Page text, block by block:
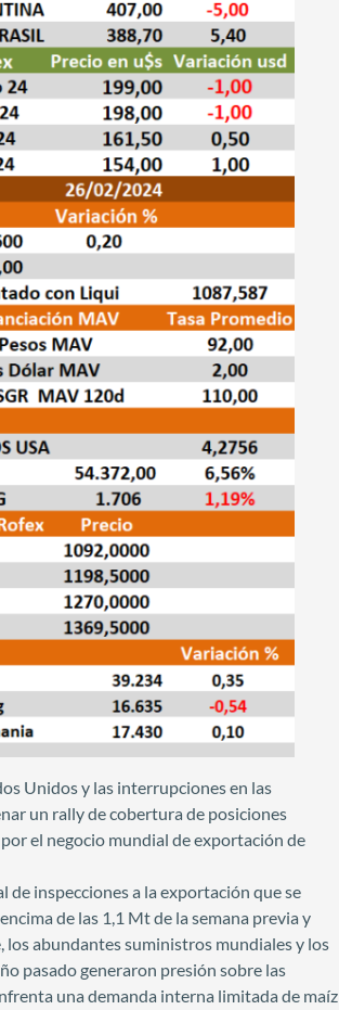
Unidos y las interrupciones en las
un rally de cobertura de posiciones
el negocio mundial de exportación de
de inspecciones a la exportación que se
de las 1,1 Mt de la semana previa y
los abundantes suministros mundiales y los
pasado generaron presión sobre las
una demanda interna limitada de maíz